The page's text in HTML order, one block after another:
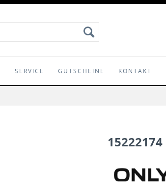
SERVICE GUTSCHEINE KONTAKT
15222174